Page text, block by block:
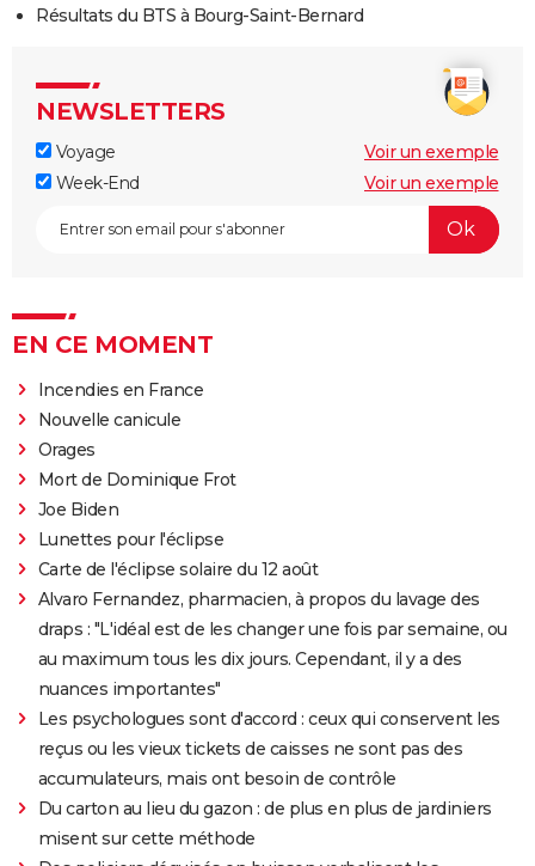
Résultats du BTS à Bourg-Saint-Bernard
NEWSLETTERS
Voyage
Voir un exemple
Week-End
Voir un exemple
EN CE MOMENT
Incendies en France
Nouvelle canicule
Orages
Mort de Dominique Frot
Joe Biden
Lunettes pour l'éclipse
Carte de l'éclipse solaire du 12 août
Alvaro Fernandez, pharmacien, à propos du lavage des
draps : "L'idéal est de les changer une fois par semaine, ou
au maximum tous les dix jours. Cependant, il y a des
nuances importantes"
Les psychologues sont d'accord : ceux qui conservent les
reçus ou les vieux tickets de caisses ne sont pas des
accumulateurs, mais ont besoin de contrôle
Du carton au lieu du gazon : de plus en plus de jardiniers
misent sur cette méthode